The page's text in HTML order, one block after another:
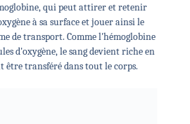
qui peut attirer et retenir
à sa surface et jouer ainsi le
de transport. Comme l'hémoglobine
d'oxygène, le sang devient riche en
être transféré dans tout le corps.